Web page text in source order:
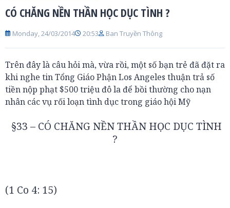
CÓ CHĂNG NỀN THẦN HỌC DỤC TÌNH ?
Monday, 24/03/2014 20:53 Ban Truyền Thông
Trên đây là câu hỏi mà, vừa rồi, một số bạn trẻ đã đặt ra
khi nghe tin Tổng Giáo Phận Los Angeles thuận trả số
tiền nộp phạt $500 triệu đô la để bồi thường cho nạn
nhân các vụ rối loạn tình dục trong giáo hội Mỹ
§33 – CÓ CHĂNG NỀN THẦN HỌC DỤC TÌNH
?
(1 Co 4: 15)